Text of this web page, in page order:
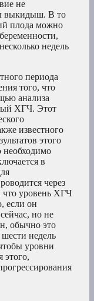
не
выкидыш. В то
плода можно
недель
периода
того, что
анализа
ХГЧ. Этот
известного
этого
необходимо
в
через
что уровень ХГЧ
если он
но не
обычно это
недель
уровни
этого,